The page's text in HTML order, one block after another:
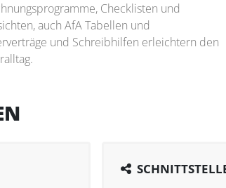
Checklisten und
auch AfA Tabellen und
und Schreibhilfen erleichtern den